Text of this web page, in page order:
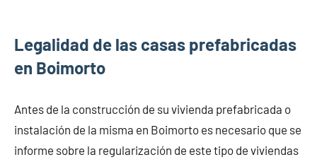
Legalidad de las casas prefabricadas
en Boimorto
Antes de la construcción de su vivienda prefabricada o
instalación de la misma en Boimorto es necesario que se
informe sobre la regularización de este tipo de viviendas